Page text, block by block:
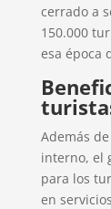
cerrado a
150.000
esa época
Además
interno, el
para los
en